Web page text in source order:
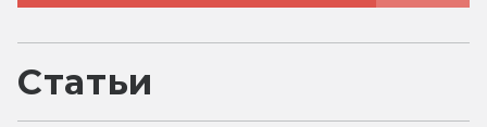
Статьи